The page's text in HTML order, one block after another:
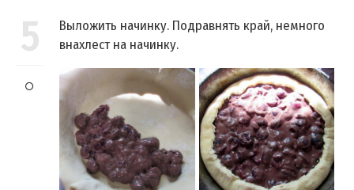
5
Выложить начинку. Подравнять край, немного
внахлест на начинку.